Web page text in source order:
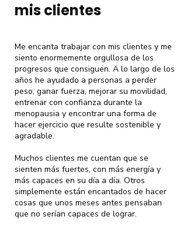
mis clientes
Me encanta trabajar con mis clientes y me
siento enormemente orgullosa de los
progresos que consiguen. A lo largo de los
años he ayudado a personas a perder
peso, ganar fuerza, mejorar su movilidad,
entrenar con confianza durante la
menopausia y encontrar una forma de
hacer ejercicio que resulte sostenible y
agradable.
Muchos clientes me cuentan que se
sienten más fuertes, con más energía y
más capaces en su día a día. Otros
simplemente están encantados de hacer
cosas que unos meses antes pensaban
que no serían capaces de lograr.